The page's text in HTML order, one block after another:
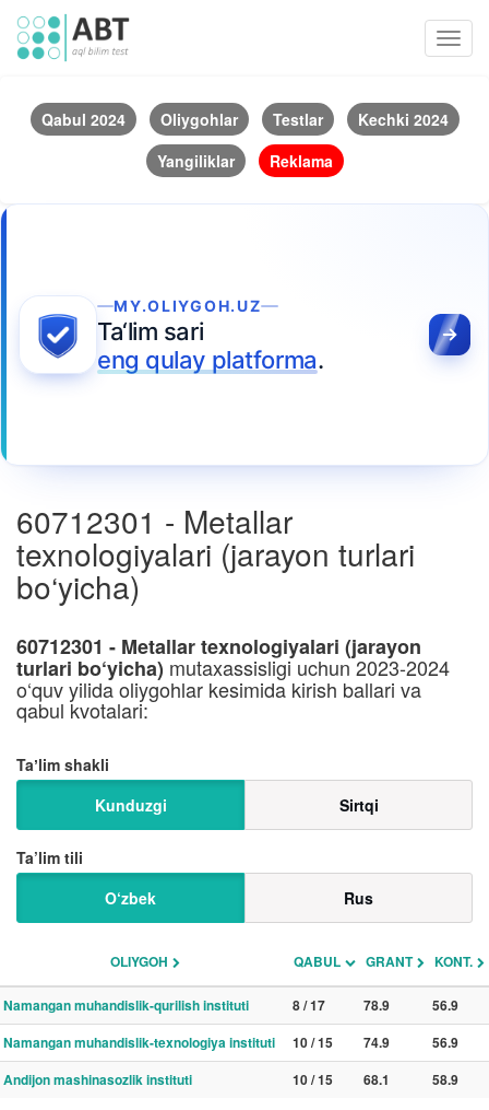
Qabul 2024 Oliygohlar Testlar
Kechki 2024
Yangiliklar
Reklama
MY.OLIYGOH.UZ
Ta‘lim sari
eng qulay platforma.
60712301 - Metallar
texnologiyalari (jarayon turlari
bo‘yicha)
60712301 - Metallar texnologiyalari (jarayon
turlari bo‘yicha) mutaxassisligi uchun 2023-2024
o‘quv yilida oliygohlar kesimida kirish ballari va
qabul kvotalari:
Taʼlim shakli
Kunduzgi
Sirtqi
Ta’lim tili
O‘zbek
Rus
OLIYGOH QABUL GRANT KONT.
Namangan muhandislik-qurilish instituti 8 / 17 78.9
56.9
Namangan muhandislik-texnologiya instituti
10 / 15 74.9
56.9
Andijon mashinasozlik instituti
10 / 15 68.1 58.9